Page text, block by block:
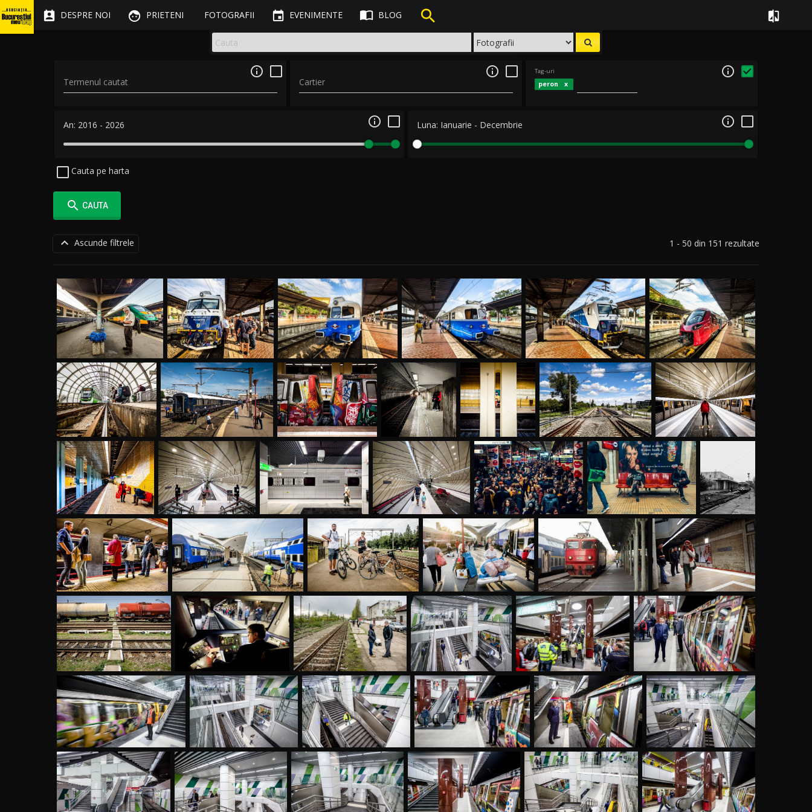
 DESPRE NOI  PRIETENI FOTOGRAFII  EVENIMENTE  BLOG  
Termenul cautat

Cartier

peron
Tag-uri 
An: 2016 - 2026  Luna: Ianuarie - Decembrie 
Cauta pe harta
 CAUTA
 Ascunde filtrele 1 - 50 din 151 rezultate